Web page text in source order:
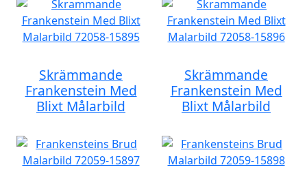
Skrämmande
Frankenstein Med
Blixt Målarbild
Skrämmande
Frankenstein Med
Blixt Målarbild